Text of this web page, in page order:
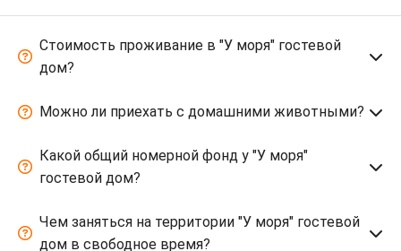
Стоимость проживание в "У моря" гостевой
дом?
Можно ли приехать с домашними животными?
Какой общий номерной фонд у "У моря"
гостевой дом?
Чем заняться на территории "У моря" гостевой
дом в свободное время?